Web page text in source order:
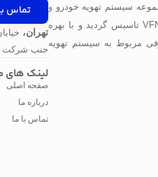
تامین و تولید مجموعه سیستم تهویه خودرو و
قطعات مورد استفاده در سیستم تهویه خودروهای داخلی با برند VFN تاسیس گردید و با بهره
مربوط به سیستم تهویه
تماس
تهران،
جنب شرکت
لینک های
صفحه اصلی
درباره ما
تماس با ما